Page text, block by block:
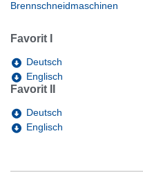
Brennschneidmaschinen
Favorit I
Deutsch
Englisch
Favorit II
Deutsch
Englisch